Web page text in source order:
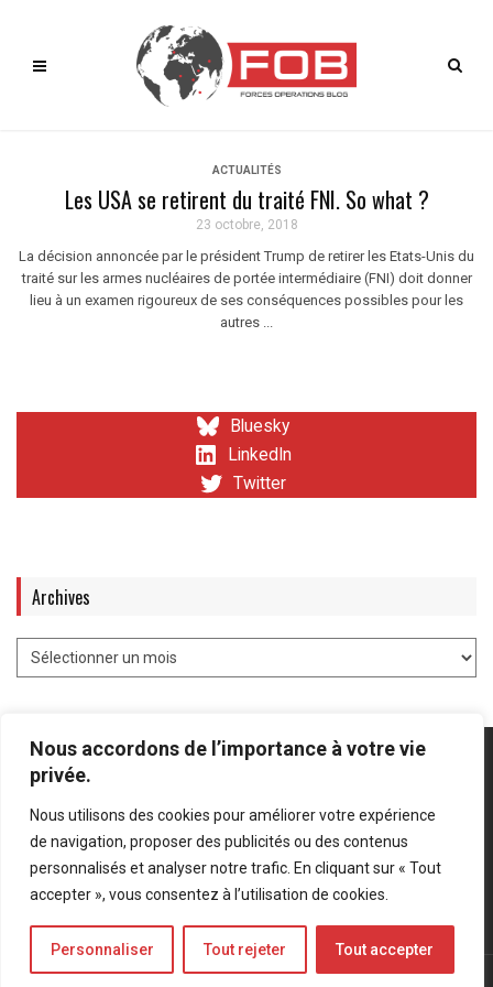
Nous accordons de l’importance à votre vie
privée.
Nous utilisons des cookies pour améliorer votre expérience
de navigation, proposer des publicités ou des contenus
personnalisés et analyser notre trafic. En cliquant sur « Tout
accepter », vous consentez à l’utilisation de cookies.
Personnaliser Tout rejeter Tout accepter
ACTUALITÉS
Les USA se retirent du traité FNI. So what ?
23 octobre, 2018
La décision annoncée par le président Trump de retirer les Etats-Unis du
traité sur les armes nucléaires de portée intermédiaire (FNI) doit donner
lieu à un examen rigoureux de ses conséquences possibles pour les
autres ...
Bluesky
LinkedIn
Twitter
Archives
Mentions légales Politique de confidentialité
Bluesky
LinkedIn
Twitter
© Forces Operations Blog - 2022